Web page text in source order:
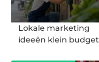
Lokale marketing
ideeën klein budget